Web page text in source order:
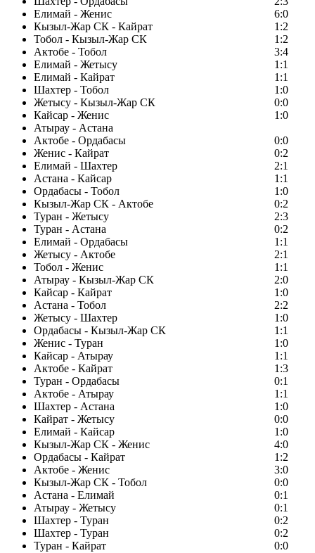
Елимай - Женис
6:0
Кызыл-Жар СК - Кайрат
1:2
Тобол - Кызыл-Жар СК
1:2
Актобе - Тобол
3:4
Елимай - Жетысу
1:1
Елимай - Кайрат
1:1
Шахтер - Тобол
1:0
Жетысу - Кызыл-Жар СК
0:0
Кайсар - Женис
1:0
Атырау - Астана
Актобе - Ордабасы
0:0
Женис - Кайрат
0:2
Елимай - Шахтер
2:1
Астана - Кайсар
1:1
Ордабасы - Тобол
1:0
Кызыл-Жар СК - Актобе
0:2
Туран - Жетысу
2:3
Туран - Астана
0:2
Елимай - Ордабасы
1:1
Жетысу - Актобе
2:1
Тобол - Женис
1:1
Атырау - Кызыл-Жар СК
2:0
Кайсар - Кайрат
1:0
Астана - Тобол
2:2
Жетысу - Шахтер
1:0
Ордабасы - Кызыл-Жар СК
1:1
Женис - Туран
1:0
Кайсар - Атырау
1:1
Актобе - Кайрат
1:3
Туран - Ордабасы
0:1
Актобе - Атырау
1:1
Шахтер - Астана
1:0
Кайрат - Жетысу
0:0
Елимай - Кайсар
1:0
Кызыл-Жар СК - Женис
4:0
Ордабасы - Кайрат
1:2
Актобе - Женис
3:0
Кызыл-Жар СК - Тобол
0:0
Астана - Елимай
0:1
Атырау - Жетысу
0:1
Шахтер - Туран
0:2
Шахтер - Туран
0:2
Туран - Кайрат
0:0